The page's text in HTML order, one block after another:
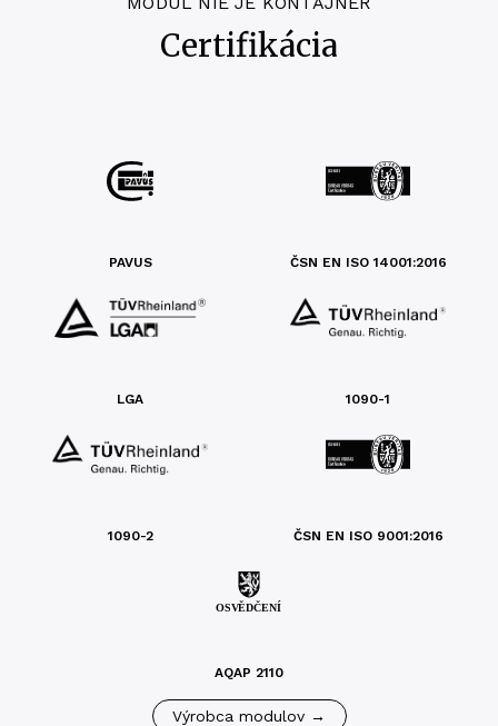
Certifikácia
PAVUS ČSN EN ISO 14001:2016
LGA 1090-1
1090-2 ČSN EN ISO 9001:2016
AQAP 2110
Výrobca modulov →